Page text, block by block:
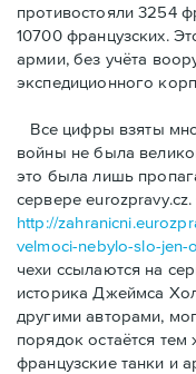
противостояли 3254
10700 французских.
армии, без учёта
экспедиционного
Bсе цифры взяты
войны не была
это была лишь
сервере
http://
velmoci-nebylo-slo-
чехи ссылаются на
историка Джеймса
другими авторами,
порядок остаётся
французские танки и